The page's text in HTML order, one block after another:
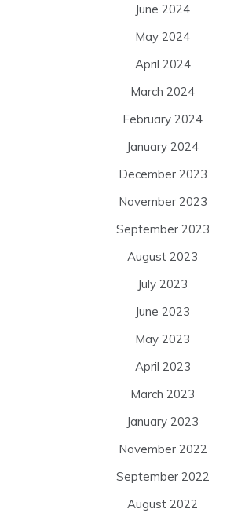
June 2024
May 2024
April 2024
March 2024
February 2024
January 2024
December 2023
November 2023
September 2023
August 2023
July 2023
June 2023
May 2023
April 2023
March 2023
January 2023
November 2022
September 2022
August 2022